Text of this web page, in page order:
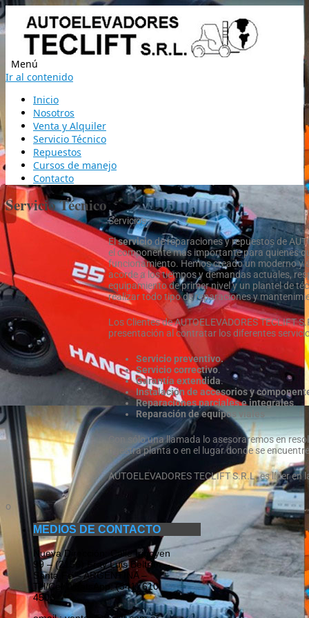
Menú
Ir al contenido
Inicio
Nosotros
Venta y Alquiler
Servicio Técnico
Repuestos
Cursos de manejo
Contacto
Servicio Técnico
Servicios
Elserviciode reparaciones y repuestos de
el componente más importante para quienes
funcionamiento. Hemos creado un moderno y
acorde a los tiempos y demandas actuales,
equipamiento de primer nivel y un plantel de
realizar todo tipo de reparaciones y
Los Clientes de AUTOELEVADORES TECLIFT
presentación al contratar los diferentes
Servicio preventivo.
Servicio correctivo.
Garantía extendida.
Instalación de accesorios y
Reparaciones parciales e integrales.
Reparación de equipos viales
Con sólo una llamada lo asesoraremos en
nuestra planta o en el lugar donde se
AUTOELEVADORES TECLIFT S.R.L. es líder
o
MEDIOS DE CONTACTO
Nueva Dirección: Calle Irigoyen
99 – (2156) Fray Luis Beltrán –
Santa Fe – ARGENTINA –
Tel/Cel/WhatsApp: (341) 610
4506